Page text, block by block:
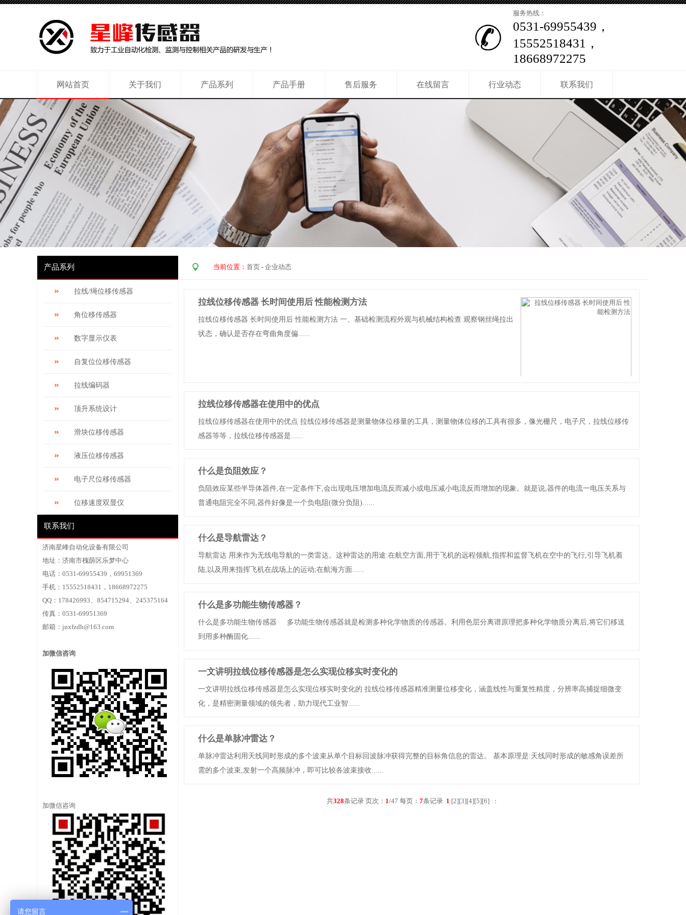
服务热线：
0531-69955439，
15552518431，
18668972275
网站首页 关于我们 产品系列 产品手册 售后服务 在线留言 行业动态 联系我们
产品系列
拉线/绳位移传感器
角位移传感器
数字显示仪表
自复位位移传感器
拉线编码器
顶升系统设计
滑块位移传感器
液压位移传感器
电子尺位移传感器
位移速度双显仪
联系我们
济南星峰自动化设备有限公司
地址：济南市槐荫区乐梦中心
电话：0531-69955439，69951369
手机：15552518431，18668972275
QQ：178426993、854715294、245375164
传真：0531-69951369
邮箱： jnxfzdh@163.com
加微信咨询
加微信咨询
当前位置： 首页 - 企业动态
拉线位移传感器 长时间使用后 性能检测方法
拉线位移传感器 长时间使用后 性能检测方法 一、基础检测流程‌外观与机械结构检查‌ 观察钢丝绳拉出
状态，确认是否存在弯曲角度偏......
拉线位移传感器在使用中的优点
拉线位移传感器在使用中的优点 拉线位移传感器是测量物体位移量的工具，测量物体位移的工具有很多，像光栅尺，电子尺，拉线位移传
感器等等，拉线位移传感器是......
什么是负阻效应？
负阻效应某些半导体器件,在一定条件下,会出现电压增加电流反而减小或电压减小电流反而增加的现象。就是说,器件的电流一电压关系与
普通电阻完全不同,器件好像是一个负电阻(微分负阻)......
什么是导航雷达？
导航雷达 用来作为无线电导航的一类雷达。这种雷达的用途:在航空方面,用于飞机的远程领航,指挥和监督飞机在空中的飞行,引导飞机着
陆,以及用来指挥飞机在战场上的运动;在航海方面......
什么是多功能生物传感器？
什么是多功能生物传感器 多功能生物传感器就是检测多种化学物质的传感器。利用色层分离谱原理把多种化学物质分离后,将它们移送
到用多种酶固化......
一文讲明拉线位移传感器是怎么实现位移实时变化的
一文讲明拉线位移传感器是怎么实现位移实时变化的 拉线位移传感器精准测量位移变化，涵盖线性与重复性精度，分辨率高捕捉细微变
化，是精密测量领域的领先者，助力现代工业智......
什么是单脉冲雷达？
单脉冲雷达利用天线同时形成的多个波束从单个目标回波脉冲获得完整的目标角信息的雷达。 基本原理是:天线同时形成的敏感角误差所
需的多个波束,发射一个高频脉冲，即可比较各波束接收......
共328条记录 页次： 1/47 每页： 7条记录 1 [2][3][4][5][6] : :
请您留言